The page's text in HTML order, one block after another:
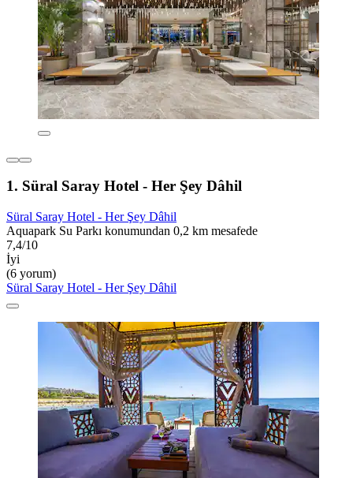
1. Süral Saray Hotel - Her Şey Dâhil
Süral Saray Hotel - Her Şey Dâhil
Aquapark Su Parkı konumundan 0,2 km mesafede
7,4/10
İyi
(6 yorum)
Süral Saray Hotel - Her Şey Dâhil